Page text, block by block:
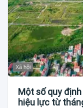
Xã hội
Một số quy
hiệu lực từ